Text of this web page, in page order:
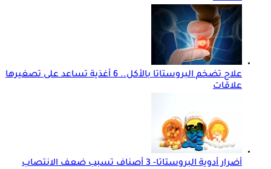
علاج تضخم البروستاتا بالأكل.. 6 أغذية تساعد على تصغيرها
علاقات
أضرار أدوية البروستاتا- 3 أصناف تسبب ضعف الانتصاب